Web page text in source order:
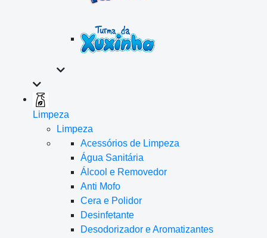
Limpeza
Limpeza
Acessórios de Limpeza
Água Sanitária
Álcool e Removedor
Anti Mofo
Cera e Polidor
Desinfetante
Desodorizador e Aromatizantes